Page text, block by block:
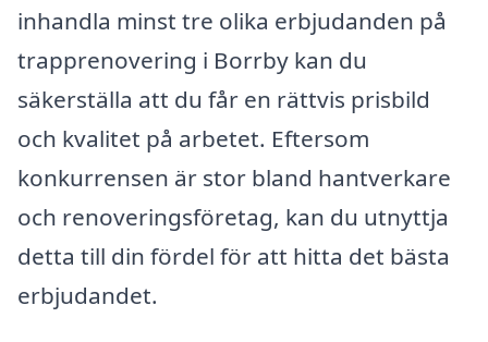
inhandla minst tre olika erbjudanden på
trapprenovering i Borrby kan du
säkerställa att du får en rättvis prisbild
och kvalitet på arbetet. Eftersom
konkurrensen är stor bland hantverkare
och renoveringsföretag, kan du utnyttja
detta till din fördel för att hitta det bästa
erbjudandet.